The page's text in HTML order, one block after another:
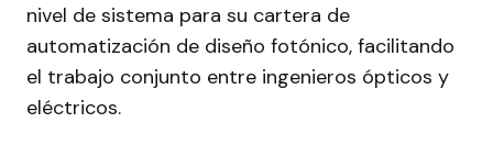
nivel de sistema para su cartera de
automatización de diseño fotónico, facilitando
el trabajo conjunto entre ingenieros ópticos y
eléctricos.